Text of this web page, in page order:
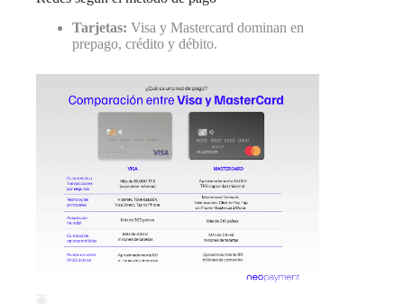
Tarjetas: Visa y Mastercard dominan en
prepago, crédito y débito.